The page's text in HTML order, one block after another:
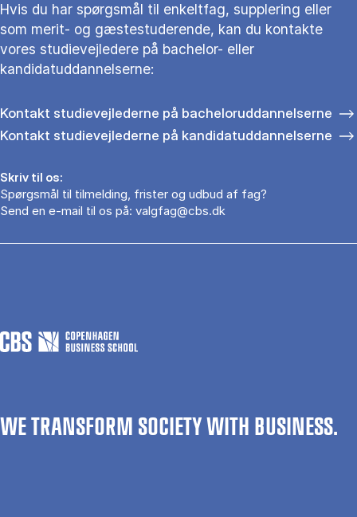
Hvis du har spørgsmål til enkeltfag, supplering eller
som merit- og gæstestuderende, kan du kontakte
vores studievejledere på bachelor- eller
kandidatuddannelserne:
Kontakt studievejlederne på bacheloruddannelserne
Kontakt studievejlederne på kandidatuddannelserne
Skriv til os:
Spørgsmål til tilmelding, frister og udbud af fag?
Send en e-mail til os på: valgfag@cbs.dk
WE TRANSFORM SOCIETY WITH BUSINESS.